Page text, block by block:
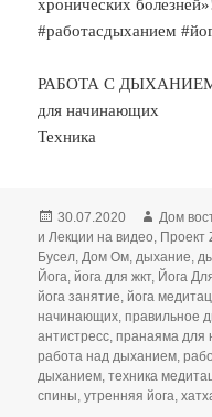
хронических
#работасдыханием
РАБОТА С ДЫХАНИЕМ |
для начинающих
Техника
Опубликовано
30.07.2020 Автор
Дом
и Лекции на видео Проект
Бусел Дом Ом дыхание
Йога ,йога для жкт, Йога
йога занятие ,йога
начинающих ,правильное
антистресс ,пранаяма для
работа над дыханием ,
дыханием ,техника
спины ,утренняя йога ,